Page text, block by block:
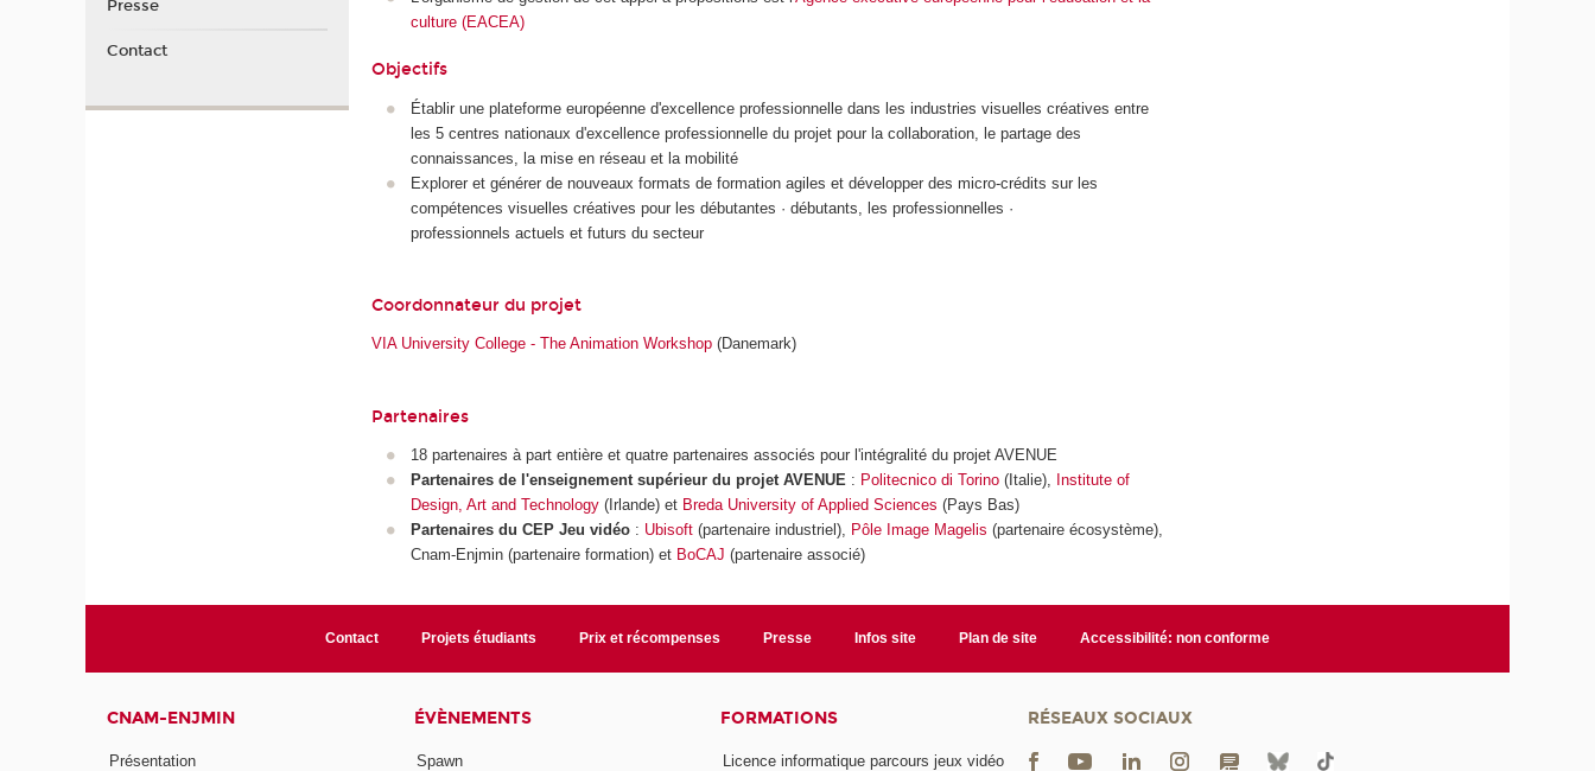
culture (EACEA)
Objectifs
Établir une plateforme européenne d'excellence professionnelle dans les industries visuelles créatives entre
les 5 centres nationaux d'excellence professionnelle du projet pour la collaboration, le partage des
connaissances, la mise en réseau et la mobilité
Explorer et générer de nouveaux formats de formation agiles et développer des micro-crédits sur les
compétences visuelles créatives pour les débutantes · débutants, les professionnelles ·
professionnels actuels et futurs du secteur
Coordonnateur du projet
VIA University College - The Animation Workshop (Danemark)
Partenaires
18 partenaires à part entière et quatre partenaires associés pour l'intégralité du projet AVENUE
Partenaires de l'enseignement supérieur du projet AVENUE : Politecnico di Torino(Italie),
Institute of
Design, Art and Technology(Irlande) et Breda University of Applied Sciences (Pays Bas)
Partenaires du CEP Jeu vidéo: Ubisoft(partenaire industriel), Pôle Image Magelis (partenaire écosystème),
Cnam-Enjmin (partenaire formation) et BoCAJ (partenaire associé)
Presse
Contact
Contact Projets étudiants Prix et récompenses Presse Infos site Plan de site Accessibilité: non conforme
CNAM-ENJMIN
Présentation
ÉVÈNEMENTS
Spawn
FORMATIONS
Licence informatique parcours jeux vidéo
RÉSEAUX SOCIAUX